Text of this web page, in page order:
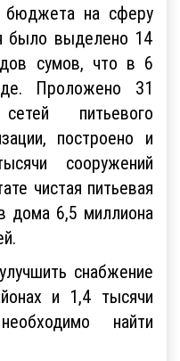
бюджета на сферу
было выделено 14
сумов, что в 6
Проложено 31
питьевого
построено и
сооружений
чистая питьевая
дома 6,5 миллиона
снабжение
и 1,4 тысячи
найти